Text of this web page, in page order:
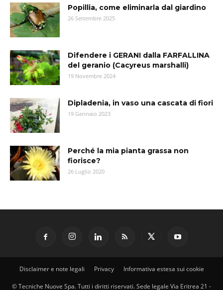
Popillia, come eliminarla dal giardino
26 Settembre 2025
Difendere i GERANI dalla FARFALLINA
del geranio (Cacyreus marshalli)
19 Novembre 2024
Dipladenia, in vaso una cascata di fiori
19 Gennaio 2023
Perché la mia pianta grassa non
fiorisce?
26 Luglio 2020
Disclaimer e note legali Privacy Informativa estesa sui cookie
© Tecniche Nuove Spa. Tutti i diritti riservati. Sede legale Via Eritrea 21 -